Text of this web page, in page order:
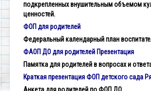
подкрепленных внушительным объемом
ценностей.
ФОП для родителей
Федеральный календарный план
ФАОП ДО для родителей Презентация
Памятка для родителей в вопросах и
Краткая презентация ФОП детского сада